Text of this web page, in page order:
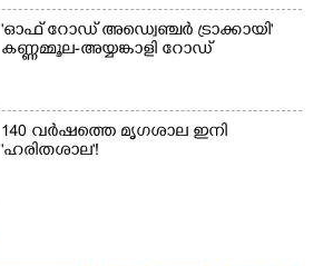
'ഓഫ് റോഡ് അഡ്വെഞ്ചർ ട്രാക്കായി'
കണ്ണമ്മൂല-അയ്യങ്കാളി റോഡ്
140 വർഷത്തെ മൃഗശാല ഇനി
'ഹരിതശാല'!